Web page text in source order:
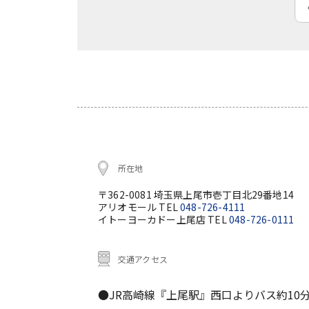
所在地
〒362-0081 埼玉県上尾市壱丁目北29番地14
アリオモール TEL048-726-4111
イトーヨーカドー上尾店 TEL048-726-0111
交通アクセス
●JR高崎線『上尾駅』西口よりバス約10